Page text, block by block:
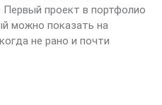
Первый проект в портфолио
можно показать на
не рано и почти